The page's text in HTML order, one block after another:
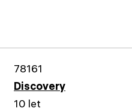
78161
Discovery
10 let